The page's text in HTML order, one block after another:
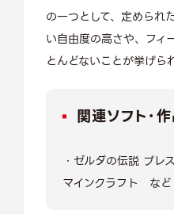
の一つとして、定められ
い自由度の高さや、フィ
とんどないことが挙げら
関連ソフト・
・ゼルダの伝説 ブレ
マインクラフト など